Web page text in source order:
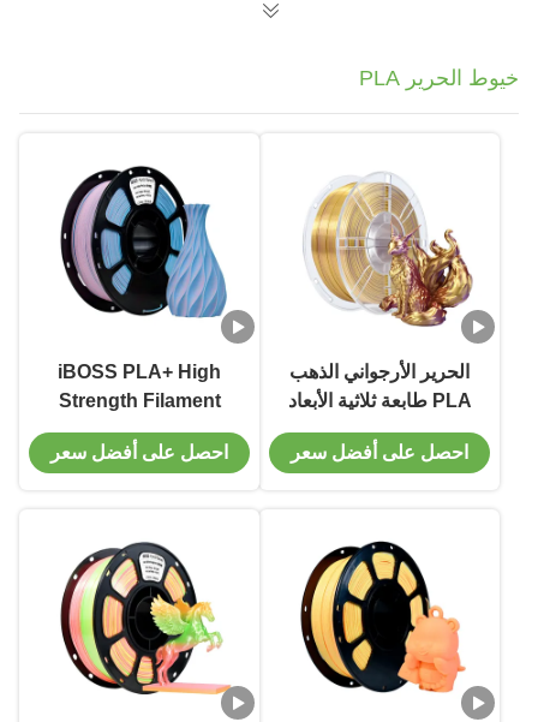
خيوط الحرير PLA
الحرير الأرجواني الذهب
PLA طابعة ثلاثية الأبعاد
صلابة الخيط وزنه
الإجمالي 1.5 كجم للخروج
احصل على أفضل سعر
iBOSS PLA+ High
Strength Filament
1000g Matte Pink Blue
1.75mm 3d Printing
احصل على أفضل سعر